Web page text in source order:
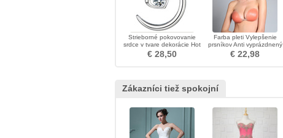
Strieborné pokovovanie
srdce v tvare dekorácie Hot
sale náhrdelník prívesok
€ 28,50
Farba pleti Vylepšenie
prsníkov Anti vyprázdnený
zozbieraný Stealth
Neviditeľná podprsenka
€ 22,98
Zákazníci tiež spokojní